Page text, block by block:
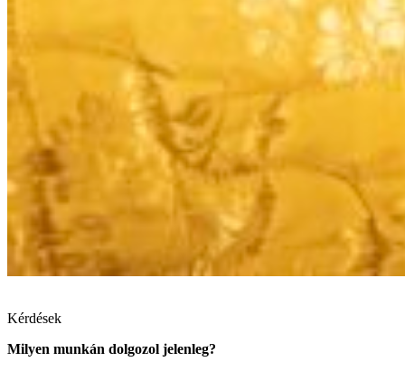
Kérdések
Milyen munkán dolgozol jelenleg?